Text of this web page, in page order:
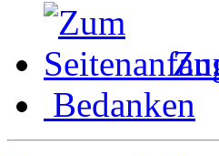
Bedanken